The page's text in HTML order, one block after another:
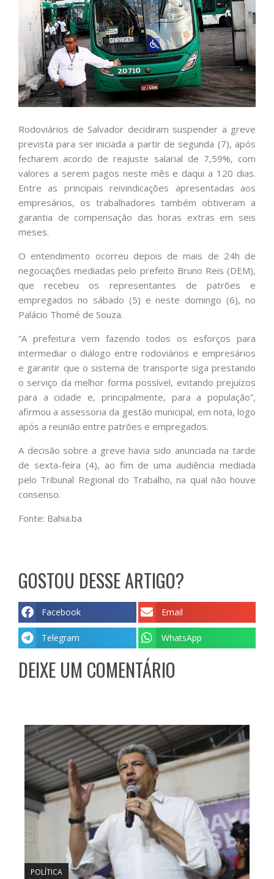
Rodoviários de Salvador decidiram suspender a greve
prevista para ser iniciada a partir de segunda (7), após
fecharem acordo de reajuste salarial de 7,59%, com
valores a serem pagos neste mês e daqui a 120 dias.
Entre as principais reivindicações apresentadas aos
empresários, os trabalhadores também obtiveram a
garantia de compensação das horas extras em seis
meses.
O entendimento ocorreu depois de mais de 24h de
negociações mediadas pelo prefeito Bruno Reis (DEM),
que recebeu os representantes de patrões e
empregados no sábado (5) e neste domingo (6), no
Palácio Thomé de Souza.
“A prefeitura vem fazendo todos os esforços para
intermediar o diálogo entre rodoviários e empresários
e garantir que o sistema de transporte siga prestando
o serviço da melhor forma possível, evitando prejuízos
para a cidade e, principalmente, para a população”,
afirmou a assessoria da gestão municipal, em nota, logo
após a reunião entre patrões e empregados.
A decisão sobre a greve havia sido anunciada na tarde
de sexta-feira (4), ao fim de uma audiência mediada
pelo Tribunal Regional do Trabalho, na qual não houve
consenso.
Fonte: Bahia.ba
GOSTOU DESSE ARTIGO?
Facebook Email
Telegram WhatsApp
DEIXE UM COMENTÁRIO
POLÍTICA